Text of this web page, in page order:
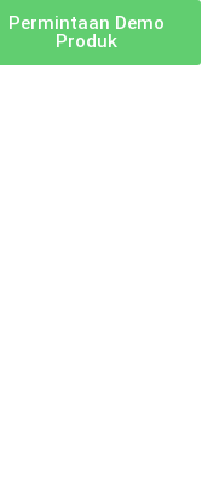
Permintaan Demo
Produk